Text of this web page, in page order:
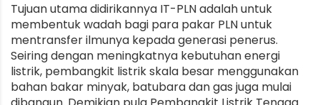
Tujuan utama didirikannya IT-PLN adalah untuk
membentuk wadah bagi para pakar PLN untuk
mentransfer ilmunya kepada generasi penerus.
Seiring dengan meningkatnya kebutuhan energi
listrik, pembangkit listrik skala besar menggunakan
bahan bakar minyak, batubara dan gas juga mulai